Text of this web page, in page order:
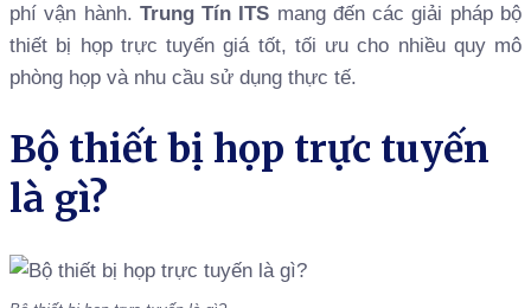
phí vận hành. Trung Tín ITS mang đến các giải pháp bộ
thiết bị họp trực tuyến giá tốt, tối ưu cho nhiều quy mô
phòng họp và nhu cầu sử dụng thực tế.
Bộ thiết bị họp trực tuyến
là gì?